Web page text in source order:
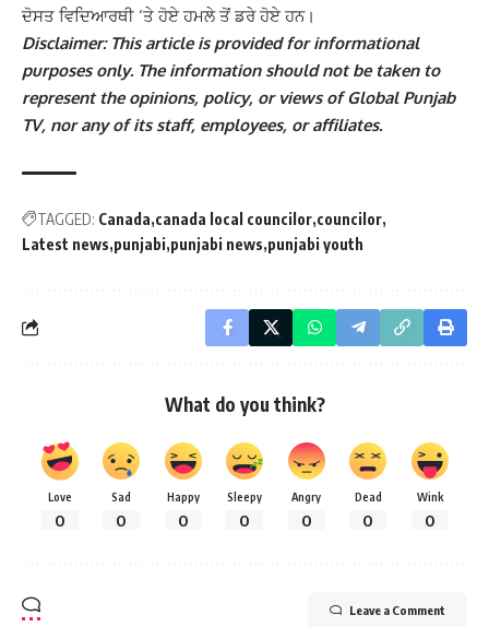
ਦੋਸਤ ਵਿਦਿਆਰਥੀ ‘ਤੇ ਹੋਏ ਹਮਲੇ ਤੋਂ ਡਰੇ ਹੋਏ ਹਨ।
Disclaimer: This article is provided for informational
purposes only. The information should not be taken to
represent the opinions, policy, or views of Global Punjab
TV, nor any of its staff, employees, or affiliates.
TAGGED: Canada canada local councilor councilor
Latest news punjabi punjabi news punjabi youth
What do you think?
Love
0
Sad
0
Happy
0
Sleepy
0
Angry
0
Dead
0
Wink
0
Leave a Comment